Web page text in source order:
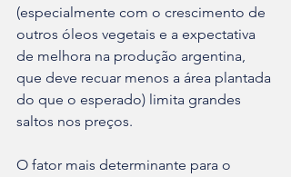
(especialmente com o crescimento de
outros óleos vegetais e a expectativa
de melhora na produção argentina,
que deve recuar menos a área plantada
do que o esperado) limita grandes
saltos nos preços.
O fator mais determinante para o